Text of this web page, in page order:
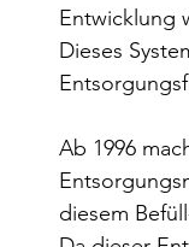
Entwicklung
Dieses
Ab 1996
diesem